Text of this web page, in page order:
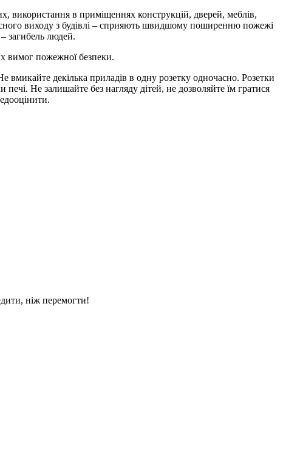
використання в приміщеннях конструкцій, дверей, меблів,
виходу з будівлі – сприяють швидшому поширенню пожежі
загибель людей.
вимог пожежної безпеки.
вмикайте декілька приладів в одну розетку одночасно. Розетки
Не залишайте без нагляду дітей, не дозволяйте їм гратися
ніж перемогти!